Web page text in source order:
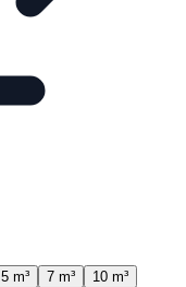
5 m³ 7 m³ 10 m³